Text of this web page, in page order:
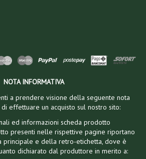
NOTA INFORMATIVA
a prendere visione della seguente nota
effettuare un acquisto sul nostro sito:
ed informazioni scheda prodotto
presenti nelle rispettive pagine riportano
principale e della retro-etichetta, dove è
dichiarato dal produttore in merito a: